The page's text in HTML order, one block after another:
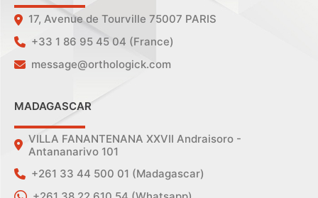
17, Avenue de Tourville 75007 PARIS
+33 1 86 95 45 04 (France)
message@orthologick.com
MADAGASCAR
VILLA FANANTENANA XXVII Andraisoro -
Antananarivo 101
+261 33 44 500 01 (Madagascar)